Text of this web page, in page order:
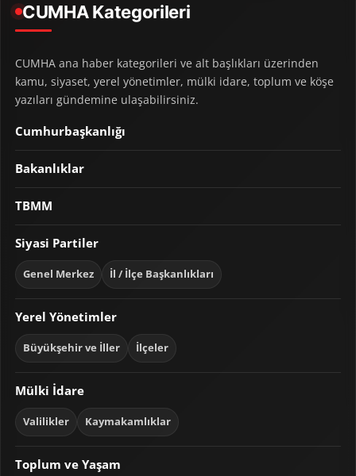
CUMHA Kategorileri
CUMHA ana haber kategorileri ve alt başlıkları üzerinden
kamu, siyaset, yerel yönetimler, mülki idare, toplum ve köşe
yazıları gündemine ulaşabilirsiniz.
Cumhurbaşkanlığı
Bakanlıklar
TBMM
Siyasi Partiler
Genel Merkez İl / İlçe Başkanlıkları
Yerel Yönetimler
Büyükşehir ve İller İlçeler
Mülki İdare
Valilikler Kaymakamlıklar
Toplum ve Yaşam